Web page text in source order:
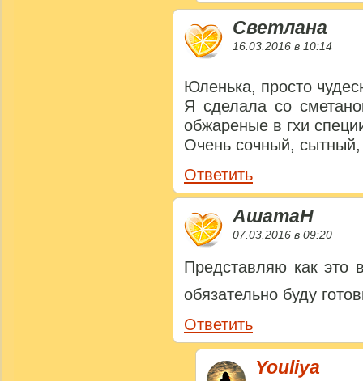
Светлана
16.03.2016 в 10:14
Юленька, просто
Я сделала со
обжареные в гхи
Очень сочный,
Ответить
АшатаН
07.03.2016 в 09:20
Представляю как это
обязательно буду
Ответить
Youliya